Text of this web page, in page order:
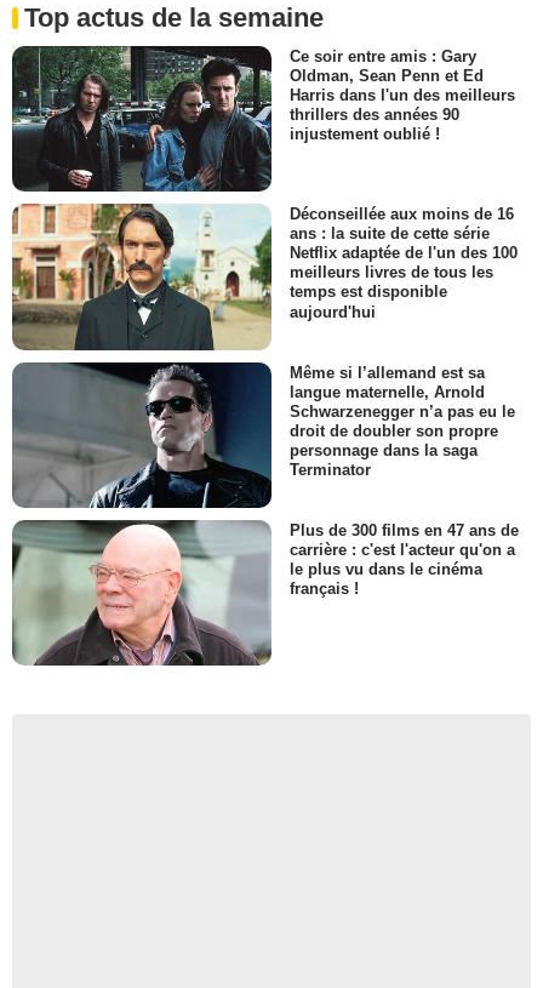
Top actus de la semaine
Ce soir entre amis : Gary
Oldman, Sean Penn et Ed
Harris dans l'un des meilleurs
thrillers des années 90
injustement oublié !
Déconseillée aux moins de 16
ans : la suite de cette série
Netflix adaptée de l'un des 100
meilleurs livres de tous les
temps est disponible
aujourd'hui
Même si l’allemand est sa
langue maternelle, Arnold
Schwarzenegger n’a pas eu le
droit de doubler son propre
personnage dans la saga
Terminator
Plus de 300 films en 47 ans de
carrière : c'est l'acteur qu'on a
le plus vu dans le cinéma
français !